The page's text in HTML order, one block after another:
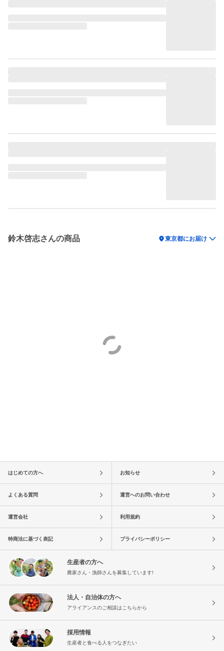
鈴木啓志さんの商品 location_on東京都にお届け
はじめての方へ お知らせ
よくある質問 運営へのお問い合わせ
運営会社 利用規約
特商法に基づく表記 プライバシーポリシー
生産者の方へ
農家さん・漁師さんを募集しています!
法人・自治体の方へ
アライアンスのご相談はこちらから
採用情報
生産者と食べる人をつなぎたい